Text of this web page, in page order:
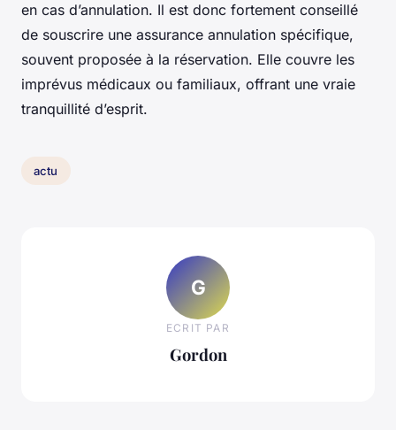
en cas d’annulation. Il est donc fortement conseillé
de souscrire une assurance annulation spécifique,
souvent proposée à la réservation. Elle couvre les
imprévus médicaux ou familiaux, offrant une vraie
tranquillité d’esprit.
actu
G
ECRIT PAR
Gordon